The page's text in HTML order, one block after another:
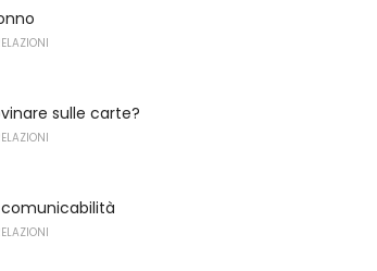
sulle carte?